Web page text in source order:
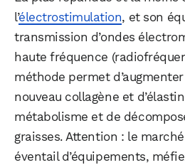
l’électrostimulation, et son
transmission d’ondes
haute fréquence
méthode permet
nouveau collagène et
métabolisme et de
graisses. Attention : le
éventail d’équipements,